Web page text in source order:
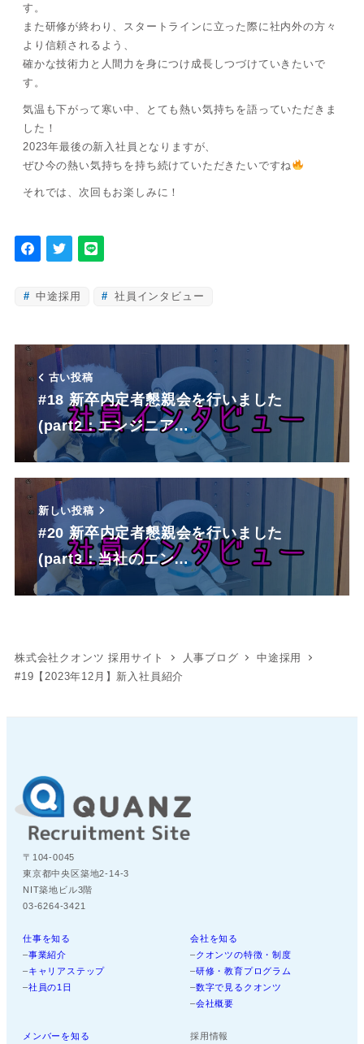
す。
また研修が終わり、スタートラインに立った際に社内外の方々
より信頼されるよう、
確かな技術力と人間力を身につけ成長しつづけていきたいで
す。
気温も下がって寒い中、とても熱い気持ちを語っていただきま
した！
2023年最後の新入社員となりますが、
ぜひ今の熱い気持ちを持ち続けていただきたいですね
それでは、次回もお楽しみに！
中途採用 社員インタビュー
古い投稿
#18 新卒内定者懇親会を行いました
(part2：エンジニア…
新しい投稿
#20 新卒内定者懇親会を行いました
(part3：当社のエン…
株式会社クオンツ 採用サイト 人事ブログ
中途採用
#19【2023年12月】新入社員紹介
〒104-0045
東京都中央区築地2-14-3
NIT築地ビル3階
03-6264-3421
仕事を知る
–事業紹介
–キャリアステップ
–社員の1日
会社を知る
–クオンツの特徴・制度
–研修・教育プログラム
–数字で見るクオンツ
–会社概要
メンバーを知る 採用情報